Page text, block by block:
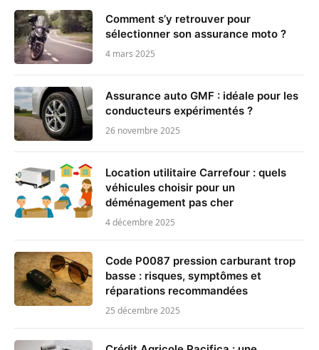
Comment s’y retrouver pour
sélectionner son assurance moto ?
4 mars 2025
Assurance auto GMF : idéale pour les
conducteurs expérimentés ?
26 novembre 2025
Location utilitaire Carrefour : quels
véhicules choisir pour un
déménagement pas cher
4 décembre 2025
Code P0087 pression carburant trop
basse : risques, symptômes et
réparations recommandées
25 décembre 2025